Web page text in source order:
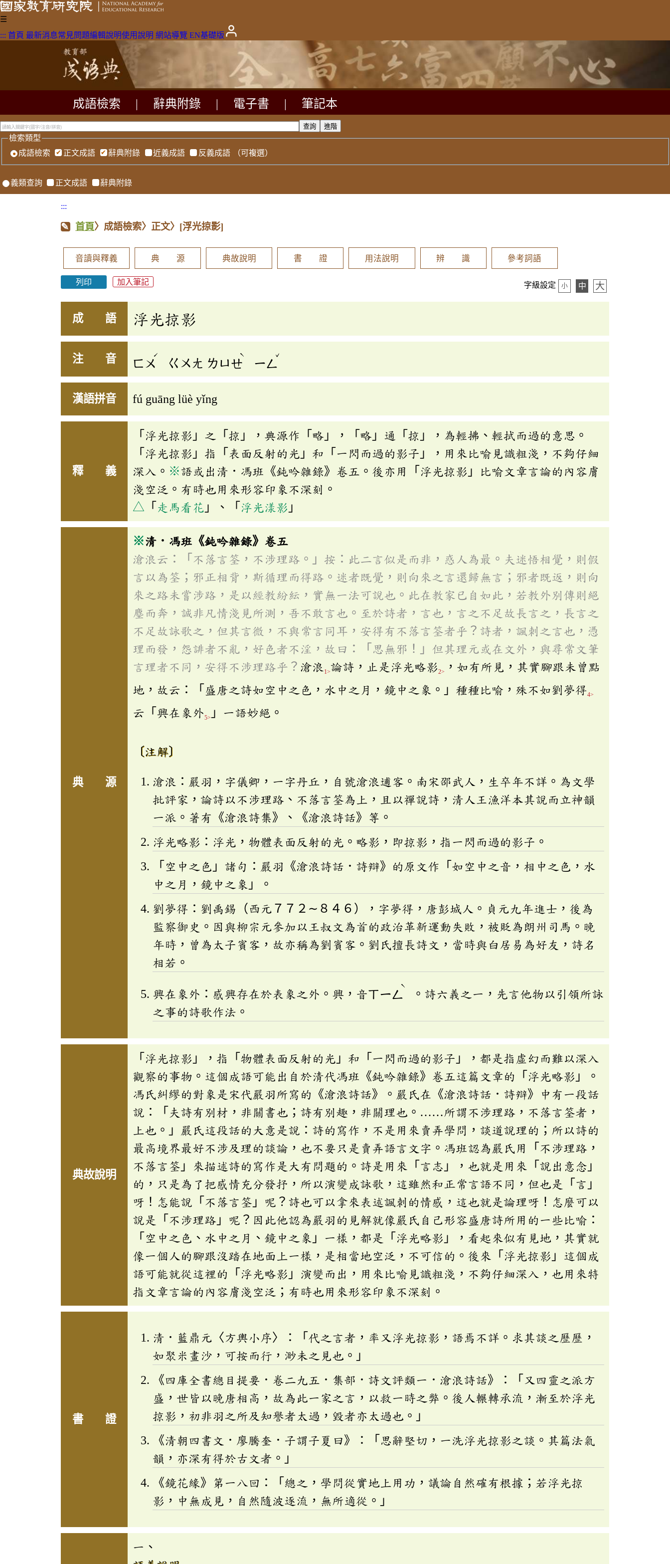
☰
::: 首頁 最新消息常見問題編輯說明使用說明 網站導覽 EN基礎版
成語檢索 辭典附錄 電子書 筆記本
檢索類型
成語檢索
正文成語 辭典附錄 近義成語 反義成語 （可複選）
義類查詢 正文成語 辭典附錄
:::
首頁〉成語檢索〉正文〉 [浮光掠影]
音讀與釋義 典 源 典故說明 書 證 用法說明 辨 識 參考詞語
列印 加入筆記 字級設定 小 中 大
成 語 浮光掠影
注 音 ㄈㄨ
ˊ
ㄍㄨㄤ ㄌㄩㄝ
ˋ
ㄧㄥ
ˇ
漢語拼音 fú guāng lüè yǐng
釋 義
「浮光掠影」之「掠」，典源作「略」，「略」通「掠」，為輕拂、輕拭而過的意思。
「浮光掠影」指「表面反射的光」和「一閃而過的影子」，用來比喻見識粗淺，不夠仔細
深入。 ※語或出清．馮班《鈍吟雜錄》卷五。後亦用「浮光掠影」比喻文章言論的內容膚
淺空泛。有時也用來形容印象不深刻。
△ 「 走馬看花 」、「 浮光漾影 」
典 源
※清．馮班《鈍吟雜錄》卷五
滄浪云：「不落言筌，不涉理路。」按：此二言似是而非，惑人為最。夫迷悟相覺，則假
言以為筌；邪正相背，斯循理而得路。迷者既覺，則向來之言還歸無言；邪者既返，則向
來之路未嘗涉路，是以經教紛紜，實無一法可說也。此在教家已自如此，若教外別傳則絕
塵而奔，誠非凡情淺見所測，吾不敢言也。至於詩者，言也，言之不足故長言之，長言之
不足故詠歌之，但其言微，不與常言同耳，安得有不落言筌者乎？詩者，諷刺之言也，憑
理而發，怨誹者不亂，好色者不淫，故曰：「思無邪！」但其理元或在文外，與尋常文筆
言理者不同，安得不涉理路乎？ 滄浪 1>論詩，止是浮光略影2>
，如有所見，其實腳跟未曾點
地，故云：「盛唐之詩如空中之色，水中之月，鏡中之象。」種種比喻，殊不如劉夢得4>
云「興在象外5> 」一語妙絕。
〔注解〕
滄浪：嚴羽，字儀卿，一字丹丘，自號滄浪逋客。南宋邵武人，生卒年不詳。為文學
批評家，論詩以不涉理路、不落言筌為上，且以禪說詩，清人王漁洋本其說而立神韻
一派。著有《滄浪詩集》、《滄浪詩話》等。
浮光略影：浮光，物體表面反射的光。略影，即掠影，指一閃而過的影子。
「空中之色」諸句：嚴羽《滄浪詩話．詩辯》的原文作「如空中之音，相中之色，水
中之月，鏡中之象」。
劉夢得：劉禹錫（西元７７２∼８４６），字夢得，唐彭城人。貞元九年進士，後為
監察御史。因與柳宗元參加以王叔文為首的政治革新運動失敗，被貶為朗州司馬。晚
年時，曾為太子賓客，故亦稱為劉賓客。劉氏擅長詩文，當時與白居易為好友，詩名
相若。
興在象外：感興存在於表象之外。興，音ㄒㄧㄥ
ˋ
。詩六義之一，先言他物以引領所詠
之事的詩歌作法。
典故說明
「浮光掠影」，指「物體表面反射的光」和「一閃而過的影子」，都是指虛幻而難以深入
觀察的事物。這個成語可能出自於清代馮班《鈍吟雜錄》卷五這篇文章的「浮光略影」。
馮氏糾繆的對象是宋代嚴羽所寫的《滄浪詩話》。嚴氏在《滄浪詩話．詩辯》中有一段話
說：「夫詩有別材，非關書也；詩有別趣，非關理也。……所謂不涉理路，不落言筌者，
上也。」嚴氏這段話的大意是說：詩的寫作，不是用來賣弄學問，談道說理的；所以詩的
最高境界最好不涉及理的談論，也不要只是賣弄語言文字。馮班認為嚴氏用「不涉理路，
不落言筌」來描述詩的寫作是大有問題的。詩是用來「言志」，也就是用來「說出意念」
的，只是為了把感情充分發抒，所以演變成詠歌，這雖然和正常言語不同，但也是「言」
呀！怎能說「不落言筌」呢？詩也可以拿來表述諷刺的情感，這也就是論理呀！怎麼可以
說是「不涉理路」呢？因此他認為嚴羽的見解就像嚴氏自己形容盛唐詩所用的一些比喻：
「空中之色、水中之月、鏡中之象」一樣，都是「浮光略影」，看起來似有見地，其實就
像一個人的腳跟沒踏在地面上一樣，是相當地空泛，不可信的。後來「浮光掠影」這個成
語可能就從這裡的「浮光略影」演變而出，用來比喻見識粗淺，不夠仔細深入，也用來特
指文章言論的內容膚淺空泛；有時也用來形容印象不深刻。
書 證
清．藍鼎元〈方輿小序〉：「代之言者，率又浮光掠影，語焉不詳。求其談之歷歷，
如聚米畫沙，可按而行，渺未之見也。」
《四庫全書總目提要．卷二九五．集部．詩文評類一．滄浪詩話》：「又四靈之派方
盛，世皆以晚唐相高，故為此一家之言，以救一時之弊。後人輾轉承流，漸至於浮光
掠影，初非羽之所及知譽者太過，毀者亦太過也。」
《清朝四書文．廖騰奎．子謂子夏曰》：「思辭堅切，一洗浮光掠影之談。其篇法氣
韻，亦深有得於古文者。」
《鏡花緣》第一八回：「總之，學問從實地上用功，議論自然確有根據；若浮光掠
影，中無成見，自然隨波逐流，無所適從。」
一、